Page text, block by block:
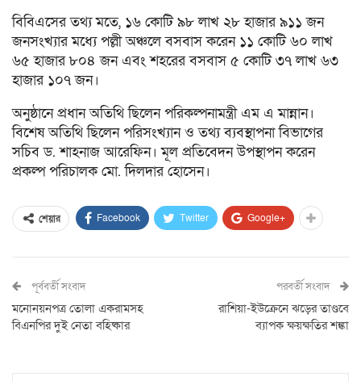
বিবিএসের তথ্য মতে, ১৬ কোটি ৯৮ লাখ ২৮ হাজার ৯১১ জন
জনসংখ্যার মধ্যে পল্লী অঞ্চলে বসবাস করেন ১১ কোটি ৬০ লাখ
৬৫ হাজার ৮০৪ জন এবং শহরের বসবাস ৫ কোটি ৩৭ লাখ ৬৩
হাজার ১০৭ জন।
অনুষ্ঠানে প্রধান অতিথি ছিলেন পরিকল্পনামন্ত্রী এম এ মান্নান।
বিশেষ অতিথি ছিলেন পরিসংখ্যান ও তথ্য ব্যবস্থাপনা বিভাগের
সচিব ড. শাহনাজ আরেফিন। মূল প্রতিবেদন উপস্থাপন করেন
প্রকল্প পরিচালক মো. দিলদার হোসেন।
শেয়ার Facebook Twitter Google+
পূর্ববর্তী সংবাদ
মনোনয়নপত্র তোলা একরামসহ
বিএনপির দুই নেতা বহিষ্কার
পরবর্তী সংবাদ
রাশিয়া-ইউক্রেনে ঝড়ের তাণ্ডবে
ব্যাপক ক্ষয়ক্ষতির শঙ্কা